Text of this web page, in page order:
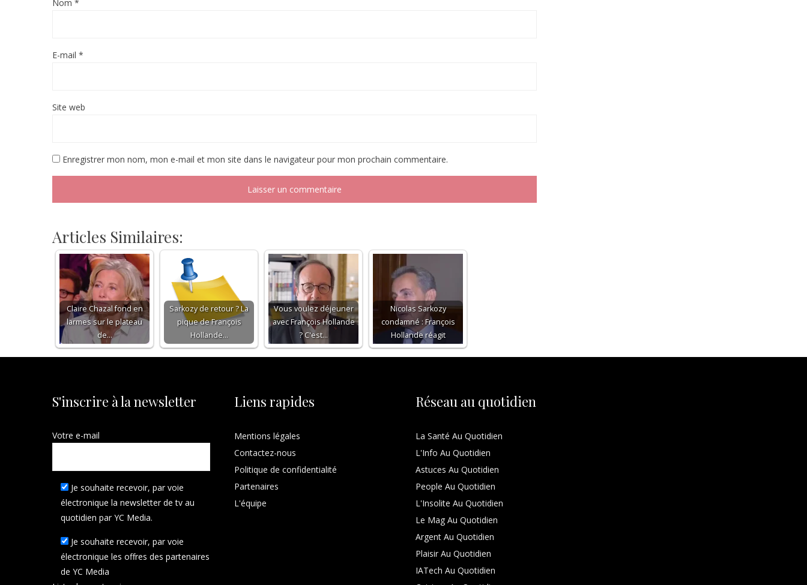
Nom *
E-mail *
Site web
Enregistrer mon nom, mon e-mail et mon site dans le navigateur pour mon prochain commentaire.
Articles Similaires:
Claire Chazal fond en
larmes sur le plateau
de…
Sarkozy de retour ? La
pique de François
Hollande…
Vous voulez déjeuner
avec François Hollande
? C'est…
Nicolas Sarkozy
condamné : François
Hollande réagit
S'inscrire à la newsletter
Votre e-mail
Je souhaite recevoir, par voie
électronique la newsletter de tv au
quotidien par YC Media.
Je souhaite recevoir, par voie
électronique les offres des partenaires
de YC Media
Liens rapides
Mentions légales
Contactez-nous
Politique de confidentialité
Partenaires
L'équipe
Réseau au quotidien
La Santé Au Quotidien
L'Info Au Quotidien
Astuces Au Quotidien
People Au Quotidien
L'Insolite Au Quotidien
Le Mag Au Quotidien
Argent Au Quotidien
Plaisir Au Quotidien
IATech Au Quotidien